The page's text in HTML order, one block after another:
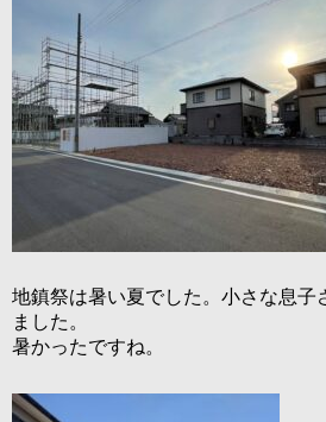
地鎮祭は暑い夏でした。小さな息子
ました。
暑かったですね。